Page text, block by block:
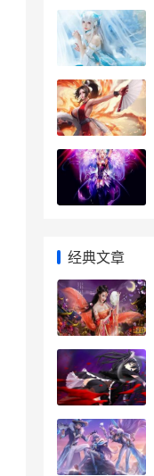
经典文章